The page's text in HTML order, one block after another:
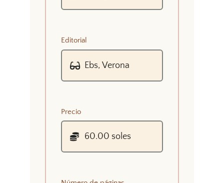
Editorial
Precio